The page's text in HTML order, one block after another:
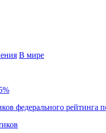
В мире
федерального рейтинга